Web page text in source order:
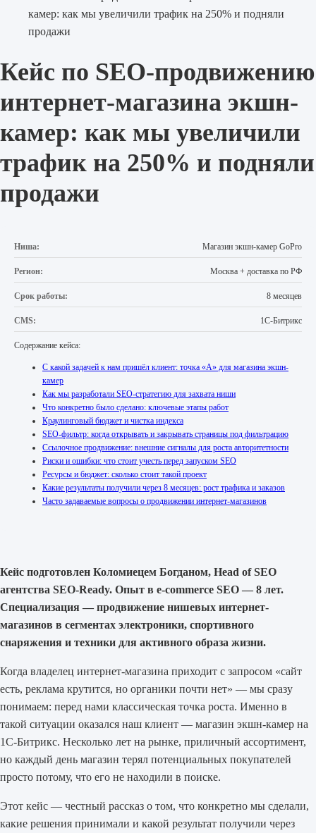
камер: как мы увеличили трафик на 250% и подняли
продажи
Кейс по SEO-продвижению
интернет-магазина экшн-
камер: как мы увеличили
трафик на 250% и подняли
продажи
Ниша: Магазин экшн-камер GoPro
Регион: Москва + доставка по РФ
Срок работы: 8 месяцев
CMS: 1C-Битрикс
Содержание кейса:
С какой задачей к нам пришёл клиент: точка «А» для магазина экшн-
камер
Как мы разработали SEO-стратегию для захвата ниши
Что конкретно было сделано: ключевые этапы работ
Краулинговый бюджет и чистка индекса
SEO-фильтр: когда открывать и закрывать страницы под фильтрацию
Ссылочное продвижение: внешние сигналы для роста авторитетности
Риски и ошибки: что стоит учесть перед запуском SEO
Ресурсы и бюджет: сколько стоит такой проект
Какие результаты получили через 8 месяцев: рост трафика и заказов
Часто задаваемые вопросы о продвижении интернет-магазинов
Кейс подготовлен Коломиецем Богданом, Head of SEO
агентства SEO-Ready. Опыт в e-commerce SEO — 8 лет.
Специализация — продвижение нишевых интернет-
магазинов в сегментах электроники, спортивного
снаряжения и техники для активного образа жизни.
Когда владелец интернет-магазина приходит с запросом «сайт
есть, реклама крутится, но органики почти нет» — мы сразу
понимаем: перед нами классическая точка роста. Именно в
такой ситуации оказался наш клиент — магазин экшн-камер на
1С-Битрикс. Несколько лет на рынке, приличный ассортимент,
но каждый день магазин терял потенциальных покупателей
просто потому, что его не находили в поиске.
Этот кейс — честный рассказ о том, что конкретно мы сделали,
какие решения принимали и какой результат получили через